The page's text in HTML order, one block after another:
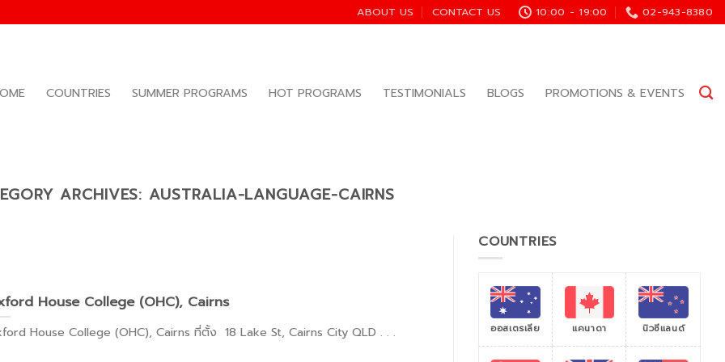
ABOUT US CONTACT US 10:00 - 19:00 02-943-8380
COUNTRIES SUMMER PROGRAMS HOT PROGRAMS TESTIMONIALS BLOGS PROMOTIONS & EVENTS
ARCHIVES:AUSTRALIA-LANGUAGE-CAIRNS
House College (OHC), Cairns
House College (OHC), Cairns ที่ตั้ง 18 Lake St, Cairns City QLD . . .
COUNTRIES
ออสเตรเลีย แคนาดา นิวซีแลนด์